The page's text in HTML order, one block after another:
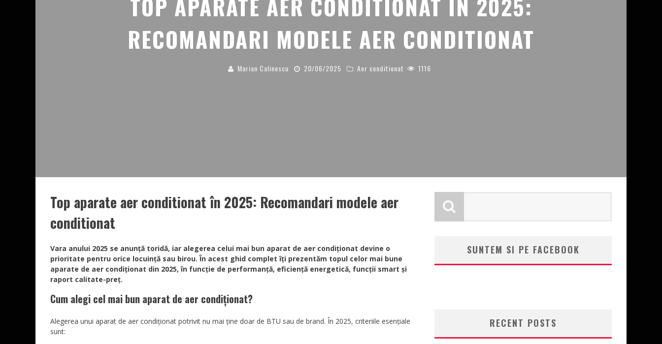
TOP APARATE AER CONDITIONAT ÎN 2025:
RECOMANDARI MODELE AER CONDITIONAT
Marian Calinescu 20/06/2025 Aer conditionat 1116
Top aparate aer conditionat în 2025: Recomandari modele aer
conditionat
Vara anului 2025 se anunță toridă, iar alegerea celui mai bun aparat de aer condiționat devine o
prioritate pentru orice locuință sau birou. În acest ghid complet îți prezentăm topul celor mai bune
aparate de aer condiționat din 2025, în funcție de performanță, eficiență energetică, funcții smart și
raport calitate-preț.
Cum alegi cel mai bun aparat de aer condiționat?
Alegerea unui aparat de aer condiționat potrivit nu mai ține doar de BTU sau de brand. În 2025, criteriile esențiale
sunt:
SUNTEM SI PE FACEBOOK
RECENT POSTS